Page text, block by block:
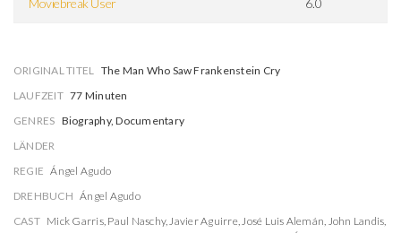
Moviebreak User 6.0
ORIGINAL TITEL The Man Who Saw Frankenstein Cry
LAUFZEIT 77 Minuten
GENRES Biography, Documentary
LÄNDER
REGIE Ángel Agudo
DREHBUCH Ángel Agudo
CAST Mick Garris, Paul Naschy,Javier Aguirre,José Luis Alemán, John Landis,